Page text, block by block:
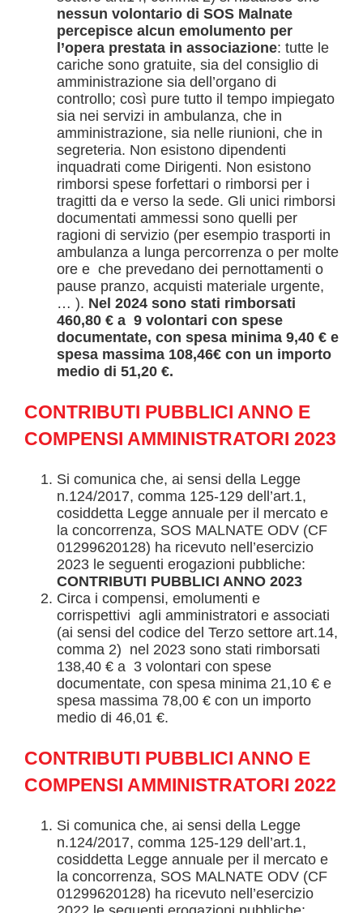
nessun volontario di SOS Malnate
percepisce alcun emolumento per
l’opera prestata in associazione: tutte le
cariche sono gratuite, sia del consiglio di
amministrazione sia dell’organo di
controllo; così pure tutto il tempo impiegato
sia nei servizi in ambulanza, che in
amministrazione, sia nelle riunioni, che in
segreteria. Non esistono dipendenti
inquadrati come Dirigenti. Non esistono
rimborsi spese forfettari o rimborsi per i
tragitti da e verso la sede. Gli unici rimborsi
documentati ammessi sono quelli per
ragioni di servizio (per esempio trasporti in
ambulanza a lunga percorrenza o per molte
ore e che prevedano dei pernottamenti o
pause pranzo, acquisti materiale urgente,
… ). Nel 2024 sono stati rimborsati
460,80 € a 9 volontari con spese
documentate, con spesa minima 9,40 € e
spesa massima 108,46€ con un importo
medio di 51,20 €.
CONTRIBUTI PUBBLICI ANNO E
COMPENSI AMMINISTRATORI 2023
Si comunica che, ai sensi della Legge
n.124/2017, comma 125-129 dell’art.1,
cosiddetta Legge annuale per il mercato e
la concorrenza, SOS MALNATE ODV (CF
01299620128) ha ricevuto nell’esercizio
2023 le seguenti erogazioni pubbliche:
CONTRIBUTI PUBBLICI ANNO 2023
Circa i compensi, emolumenti e
corrispettivi agli amministratori e associati
(ai sensi del codice del Terzo settore art.14,
comma 2) nel 2023 sono stati rimborsati
138,40 € a 3 volontari con spese
documentate, con spesa minima 21,10 € e
spesa massima 78,00 € con un importo
medio di 46,01 €.
CONTRIBUTI PUBBLICI ANNO E
COMPENSI AMMINISTRATORI 2022
Si comunica che, ai sensi della Legge
n.124/2017, comma 125-129 dell’art.1,
cosiddetta Legge annuale per il mercato e
la concorrenza, SOS MALNATE ODV (CF
01299620128) ha ricevuto nell’esercizio